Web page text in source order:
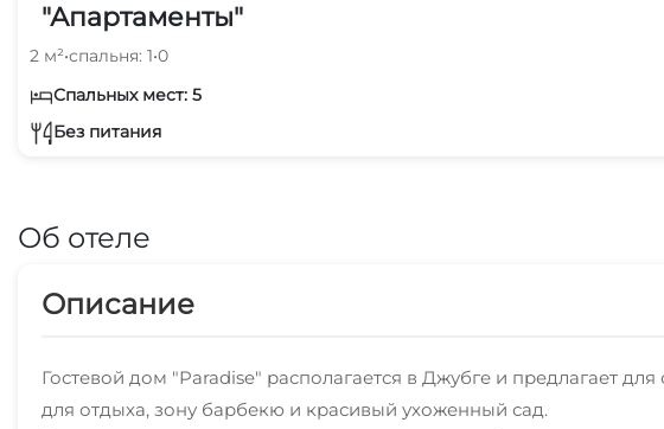
"Апартаменты"
2 м²•спальня: 1•0
Спальных мест: 5
Без питания
Об отеле
Описание
Гостевой дом "Paradise" располагается в Джубге и предлагает
для отдыха, зону барбекю и красивый ухоженный сад.